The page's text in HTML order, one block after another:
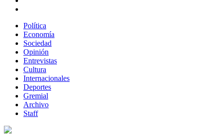
Política
Economía
Sociedad
Opinión
Entrevistas
Cultura
Internacionales
Deportes
Gremial
Archivo
Staff